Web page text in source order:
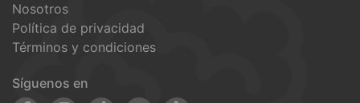
Nosotros
Política de privacidad
Términos y condiciones
Síguenos en